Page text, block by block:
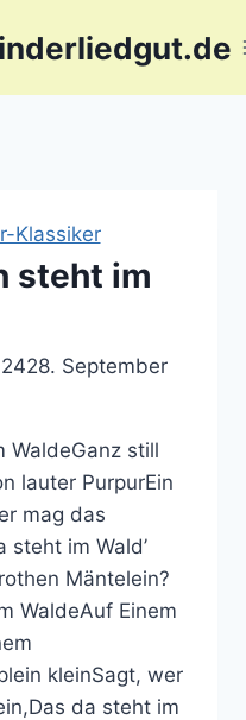
Klassiker
steht im
28. September
WaldeGanz still
lauter PurpurEin
mag das
steht im Wald’
Mäntelein?
WaldeAuf Einem
kleinSagt, wer
da steht im